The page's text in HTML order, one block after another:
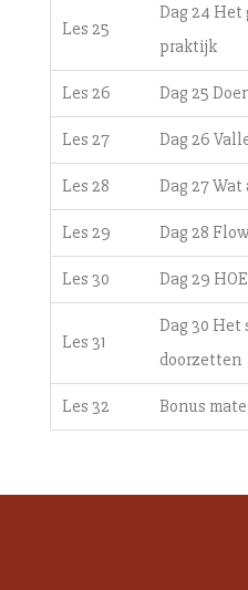
Les 25
Dag 24
praktijk
Les 26 Dag 25
Les 27 Dag 26
Les 28 Dag 27
Les 29 Dag 28
Les 30 Dag 29
Les 31
Dag 30 Het
doorzetten
Les 32 Bonus